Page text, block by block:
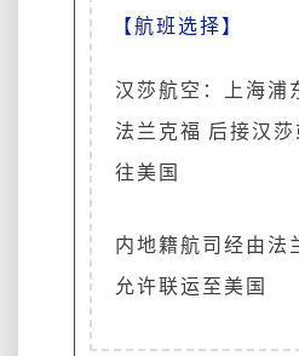
【航班选择】
汉莎航空：上海
法兰克福 后接汉
往美国
内地籍航司经由法
允许联运至美国